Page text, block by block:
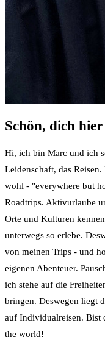
Schön, dich
Hi, ich bin Marc und ich
Leidenschaft, das
wohl - "everywhere but
Roadtrips. Aktivurlaube
Orte und Kulturen
unterwegs so erlebe.
von meinen Trips - und
eigenen Abenteuer.
ich stehe auf die
bringen. Deswegen liegt
auf Individualreisen. Bist
the world!